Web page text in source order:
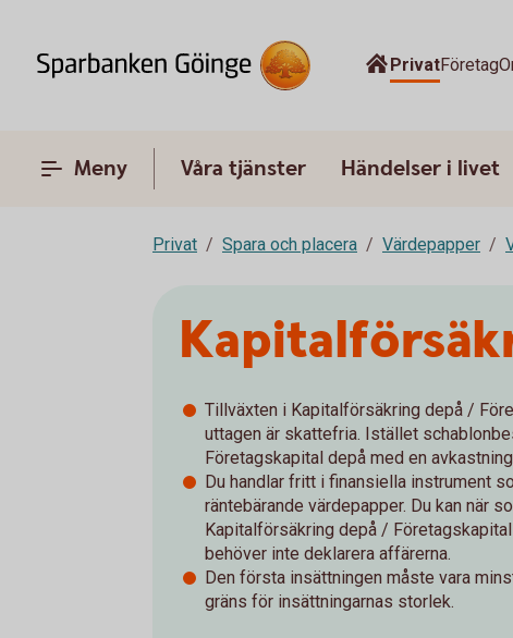
PrivatFöretag
Meny Våra tjänster Händelser i livet
Privat Spara och placera Värdepapper
Tillväxten i Kapitalförsäkring depå /
uttagen är skattefria. Istället
Företagskapital depå med en
Du handlar fritt i finansiella instrument
räntebärande värdepapper. Du kan när
Kapitalförsäkring depå /
behöver inte deklarera affärerna.
Den första insättningen måste vara
gräns för insättningarnas storlek.